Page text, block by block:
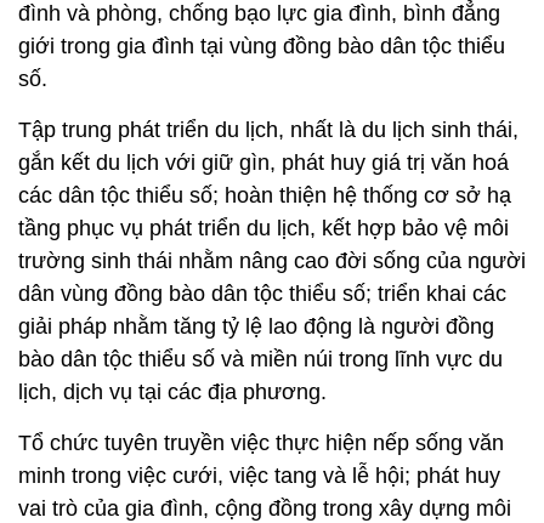
đình và phòng, chống bạo lực gia đình, bình đẳng
giới trong gia đình tại vùng đồng bào dân tộc thiểu
số.
Tập trung phát triển du lịch, nhất là du lịch sinh thái,
gắn kết du lịch với giữ gìn, phát huy giá trị văn hoá
các dân tộc thiểu số; hoàn thiện hệ thống cơ sở hạ
tầng phục vụ phát triển du lịch, kết hợp bảo vệ môi
trường sinh thái nhằm nâng cao đời sống của người
dân vùng đồng bào dân tộc thiểu số; triển khai các
giải pháp nhằm tăng tỷ lệ lao động là người đồng
bào dân tộc thiểu số và miền núi trong lĩnh vực du
lịch, dịch vụ tại các địa phương.
Tổ chức tuyên truyền việc thực hiện nếp sống văn
minh trong việc cưới, việc tang và lễ hội; phát huy
vai trò của gia đình, cộng đồng trong xây dựng môi